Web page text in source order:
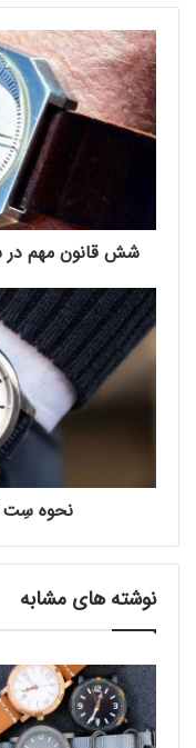
دسترسی به آن
درون جا دگمه ای
مخالف قرار
خاصی می دهد در
استفاده کنید.
نکته سوم:
ی
ل
خ
و
د
ا
ک
ن
د
شش قانون مهم
نحوه
نوشته های مشابه